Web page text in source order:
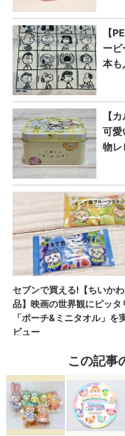
この記事